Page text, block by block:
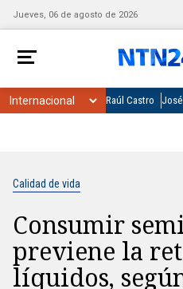
Jueves, 06 de agosto de 2026
Raúl Castro
Calidad de vida
Consumir
previene la
líquidos,